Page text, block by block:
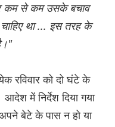
कम से कम उसके बचाव
था ... इस तरह के
रविवार को दो घंटे के
में निर्देश दिया गया
बेटे के पास न हो या